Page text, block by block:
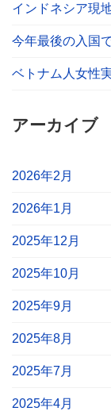
インドネシア現
今年最後の入国
ベトナム人女性
アーカイブ
2026年2月
2026年1月
2025年12月
2025年10月
2025年9月
2025年8月
2025年7月
2025年4月